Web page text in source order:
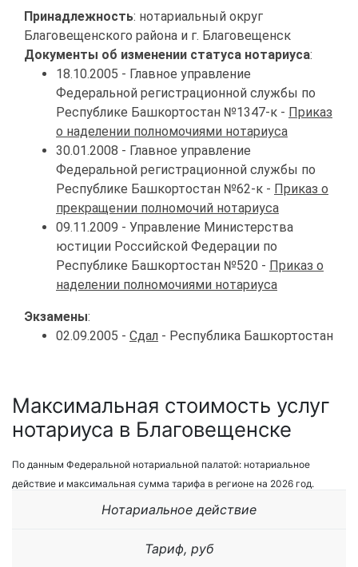
Принадлежность: нотариальный округ
Благовещенского района и г. Благовещенск
Документы об изменении статуса нотариуса:
18.10.2005 - Главное управление
Федеральной регистрационной службы по
Республике Башкортостан №1347-к - Приказ
о наделении полномочиями нотариуса
30.01.2008 - Главное управление
Федеральной регистрационной службы по
Республике Башкортостан №62-к - Приказ о
прекращении полномочий нотариуса
09.11.2009 - Управление Министерства
юстиции Российской Федерации по
Республике Башкортостан №520 - Приказ о
наделении полномочиями нотариуса
Экзамены:
02.09.2005 - Сдал - Республика Башкортостан
Максимальная стоимость услуг
нотариуса в Благовещенске
По данным Федеральной нотариальной палатой: нотариальное
действие и максимальная сумма тарифа в регионе на 2026 год.
Нотариальное действие
Тариф, руб